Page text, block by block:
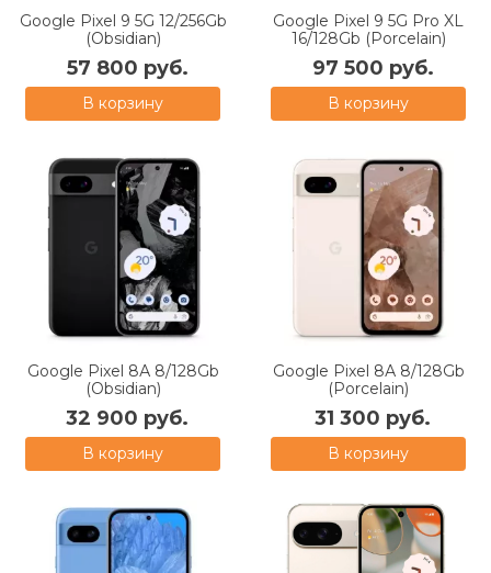
Google Pixel 9 5G 12/256Gb
(Obsidian)
57 800 руб.
В корзину
Google Pixel 9 5G Pro XL
16/128Gb (Роrсelаin)
97 500 руб.
В корзину
Google Pixel 8А 8/128Gb
(Obsidian)
32 900 руб.
В корзину
Google Pixel 8А 8/128Gb
(Porcelain)
31 300 руб.
В корзину